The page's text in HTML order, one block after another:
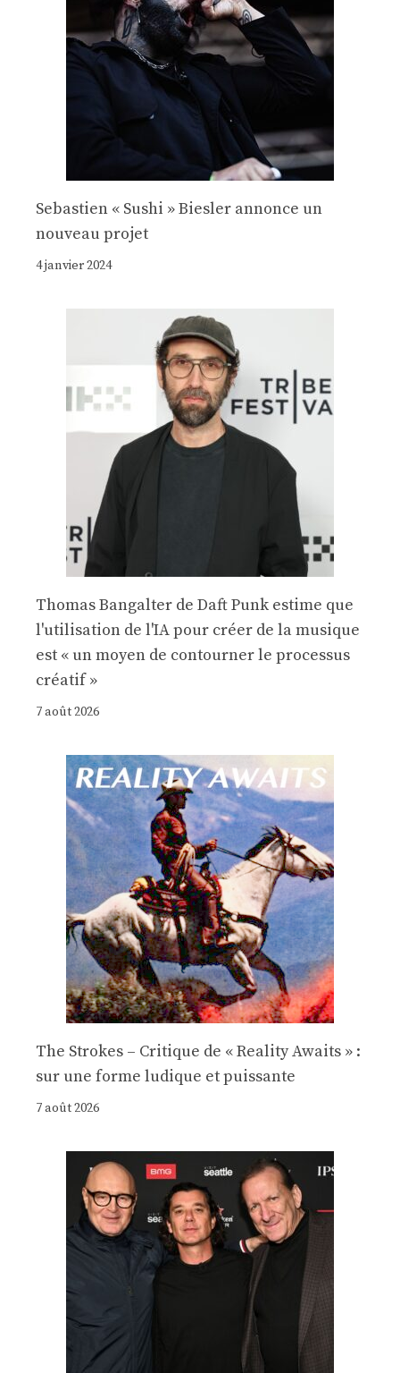
Sebastien « Sushi » Biesler annonce un
nouveau projet
4 janvier 2024
Thomas Bangalter de Daft Punk estime que
l'utilisation de l'IA pour créer de la musique
est « un moyen de contourner le processus
créatif »
7 août 2026
The Strokes – Critique de « Reality Awaits » :
sur une forme ludique et puissante
7 août 2026